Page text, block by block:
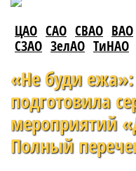
ЦАО САО СВАО ВАО
СЗАО ЗелАО ТиНАО
«Не буди
подготовила
мероприятий
Полный